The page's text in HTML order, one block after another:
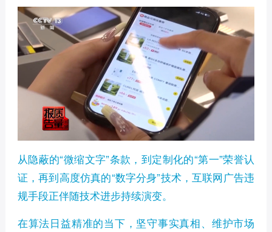
从隐蔽的“微缩文字”条款，到定制化的“第一”荣誉认
证，再到高度仿真的“数字分身”技术，互联网广告违
规手段正伴随技术进步持续演变。
在算法日益精准的当下，坚守事实真相、维护市场